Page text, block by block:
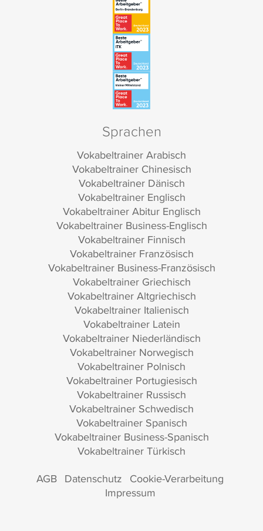
Sprachen
Vokabeltrainer Arabisch
Vokabeltrainer Chinesisch
Vokabeltrainer Dänisch
Vokabeltrainer Englisch
Vokabeltrainer Abitur Englisch
Vokabeltrainer Business-Englisch
Vokabeltrainer Finnisch
Vokabeltrainer Französisch
Vokabeltrainer Business-Französisch
Vokabeltrainer Griechisch
Vokabeltrainer Altgriechisch
Vokabeltrainer Italienisch
Vokabeltrainer Latein
Vokabeltrainer Niederländisch
Vokabeltrainer Norwegisch
Vokabeltrainer Polnisch
Vokabeltrainer Portugiesisch
Vokabeltrainer Russisch
Vokabeltrainer Schwedisch
Vokabeltrainer Spanisch
Vokabeltrainer Business-Spanisch
Vokabeltrainer Türkisch
AGB Datenschutz Cookie-Verarbeitung
Impressum